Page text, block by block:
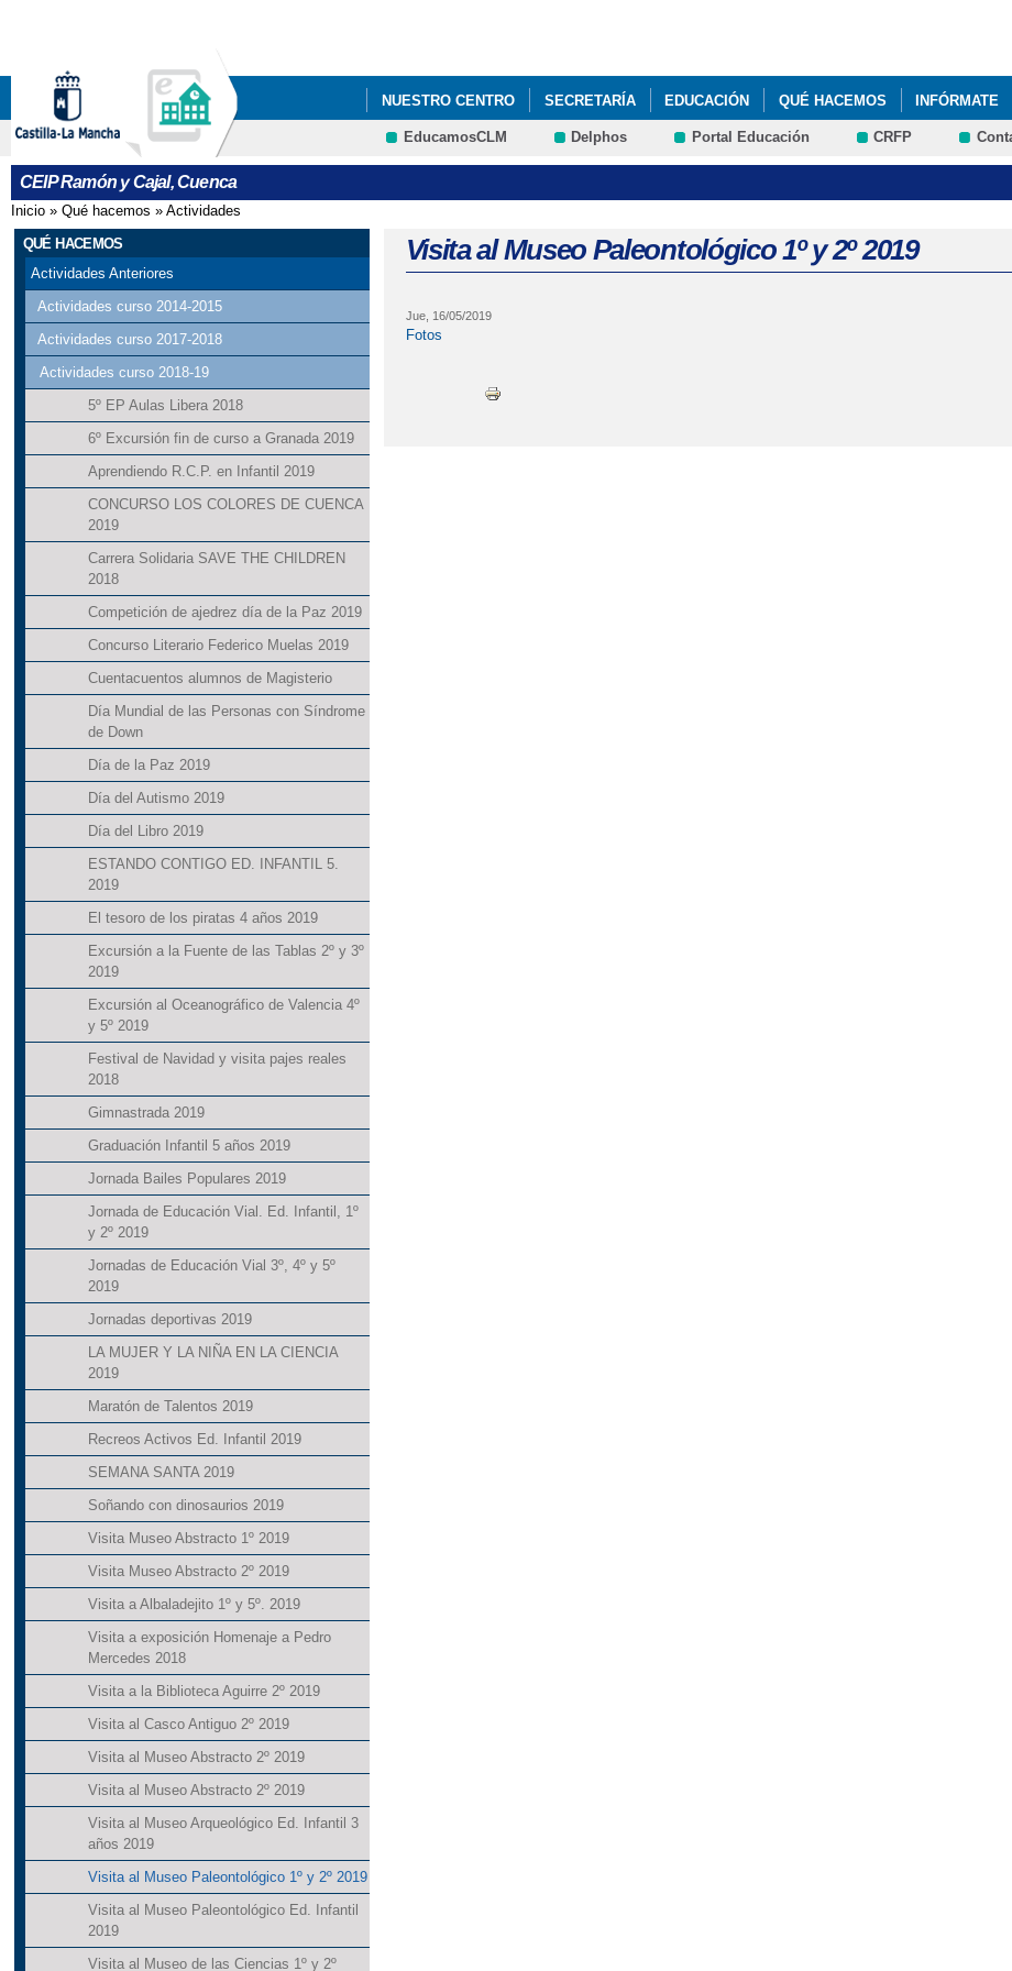
NUESTRO CENTRO SECRETARÍA EDUCACIÓN QUÉ HACEMOS INFÓRMATE
NORMAS DE ORGANIZACIÓN, FUNCIONAMIENTO Y CONVIVENCIA PLAN DE
EducamosCLM Delphos Portal Educación CRFP
CEIP Ramón y Cajal, Cuenca
Se encuentra usted aquí
Inicio » Qué hacemos » Actividades
QUÉ HACEMOS
Actividades Anteriores
Actividades curso 2014-2015
Actividades curso 2017-2018
Actividades curso 2018-19
5º EP Aulas Libera 2018
6º Excursión fin de curso a Granada 2019
Aprendiendo R.C.P. en Infantil 2019
CONCURSO LOS COLORES DE CUENCA
2019
Carrera Solidaria SAVE THE CHILDREN
2018
Competición de ajedrez día de la Paz 2019
Concurso Literario Federico Muelas 2019
Cuentacuentos alumnos de Magisterio
Día Mundial de las Personas con Síndrome
de Down
Día de la Paz 2019
Día del Autismo 2019
Día del Libro 2019
ESTANDO CONTIGO ED. INFANTIL 5.
2019
El tesoro de los piratas 4 años 2019
Excursión a la Fuente de las Tablas 2º y 3º
2019
Excursión al Oceanográfico de Valencia 4º
y 5º 2019
Festival de Navidad y visita pajes reales
2018
Gimnastrada 2019
Graduación Infantil 5 años 2019
Jornada Bailes Populares 2019
Jornada de Educación Vial. Ed. Infantil, 1º
y 2º 2019
Jornadas de Educación Vial 3º, 4º y 5º
2019
Jornadas deportivas 2019
LA MUJER Y LA NIÑA EN LA CIENCIA
2019
Maratón de Talentos 2019
Recreos Activos Ed. Infantil 2019
SEMANA SANTA 2019
Soñando con dinosaurios 2019
Visita Museo Abstracto 1º 2019
Visita Museo Abstracto 2º 2019
Visita a Albaladejito 1º y 5º. 2019
Visita a exposición Homenaje a Pedro
Mercedes 2018
Visita a la Biblioteca Aguirre 2º 2019
Visita al Casco Antiguo 2º 2019
Visita al Museo Abstracto 2º 2019
Visita al Museo Abstracto 2º 2019
Visita al Museo Arqueológico Ed. Infantil 3
años 2019
Visita al Museo Paleontológico 1º y 2º 2019
Visita al Museo Paleontológico Ed. Infantil
2019
Visita al Museo de las Ciencias 1º y 2º
Visita al Museo Paleontológico 1º y 2º 2019
Jue, 16/05/2019
Fotos